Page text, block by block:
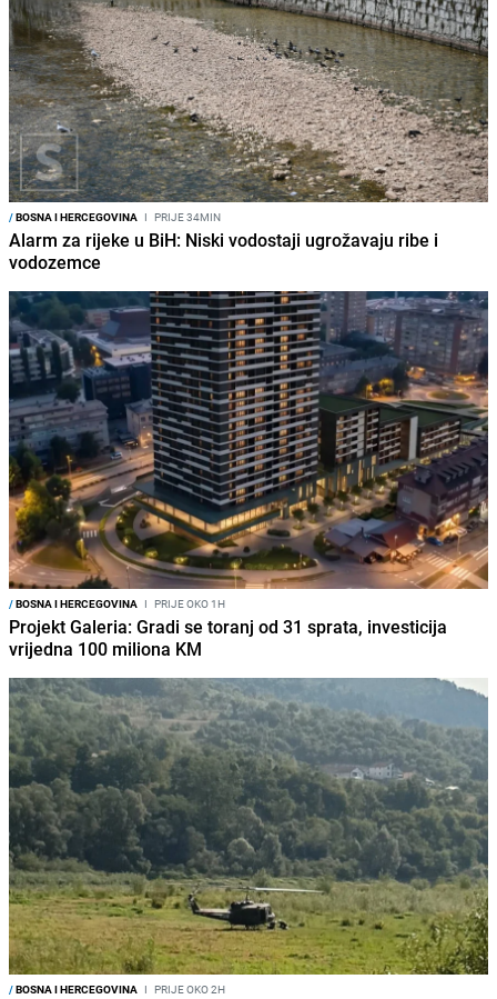
/BOSNA I HERCEGOVINA I PRIJE 34MIN
Alarm za rijeke u BiH: Niski vodostaji ugrožavaju ribe i
vodozemce
/BOSNA I HERCEGOVINA I PRIJE OKO 1H
Projekt Galeria: Gradi se toranj od 31 sprata, investicija
vrijedna 100 miliona KM
/BOSNA I HERCEGOVINA I PRIJE OKO 2H